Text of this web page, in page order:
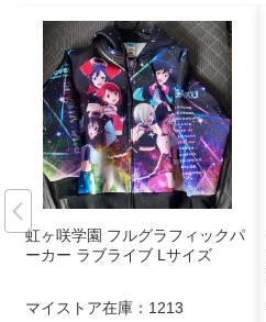
虹ヶ咲学園 フルグラフィックパ
ーカー ラブライブ Lサイズ
マイストア在庫： 1213